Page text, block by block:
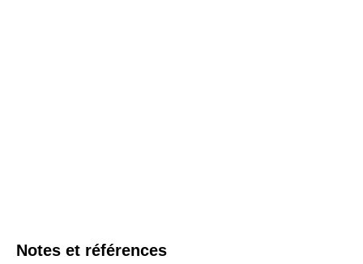
Notes et références